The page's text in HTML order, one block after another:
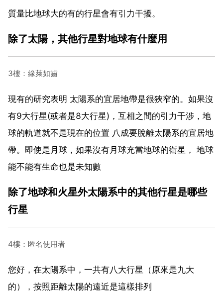
質量比地球大的有的行星會有引力干擾。
除了太陽，其他行星對地球有什麼用
3樓：緣萊如齒
現有的研究表明 太陽系的宜居地帶是很狹窄的。如果沒
有9大行星(或者是8大行星)，互相之間的引力干涉，地
球的軌道就不是現在的位置 八成要脫離太陽系的宜居地
帶。即使是月球，如果沒有月球充當地球的衛星， 地球
能不能有生命也是未知數
除了地球和火星外太陽系中的其他行星是哪些
行星
4樓：匿名使用者
您好，在太陽系中，一共有八大行星（原來是九大
的），按照距離太陽的遠近是這樣排列